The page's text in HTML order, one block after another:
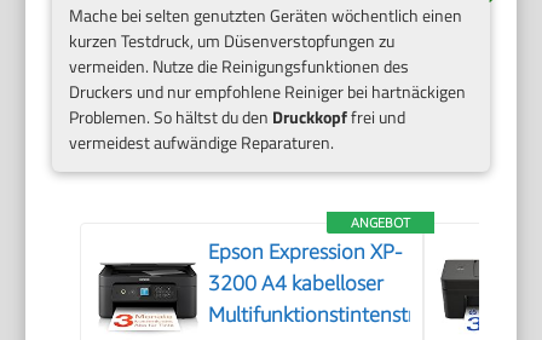
Mache bei selten genutzten Geräten wöchentlich einen
kurzen Testdruck, um Düsenverstopfungen zu
vermeiden. Nutze die Reinigungsfunktionen des
Druckers und nur empfohlene Reiniger bei hartnäckigen
Problemen. So hältst du den Druckkopffrei und
vermeidest aufwändige Reparaturen.
ANGEBOT
Epson Expression XP-
3200 A4 kabelloser
Multifunktionstintenstrahldrucker